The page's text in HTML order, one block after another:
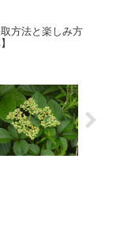
方法と楽しみ方